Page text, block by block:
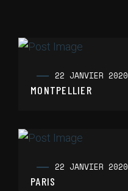
22 JANVIER 2020
MONTPELLIER
22 JANVIER 2020
PARIS